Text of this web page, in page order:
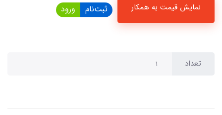
نمایش قیمت به همکار ثبت‌نام ورود
تعداد